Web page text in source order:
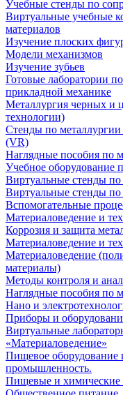
Учебные стенды по
Виртуальные учебные
материалов
Изучение плоских
Модели механизмов
Изучение зубьев
Готовые лаборатории
прикладной механике
Металлургия черных и
технологии)
Cтенды по
(VR)
Наглядные пособия по
Учебное оборудование
Виртуальные стенды
Виртуальные стенды по
Вспомогательные
Материаловедение и
Коррозия и защита
Материаловедение и
Материаловедение
материалы)
Методы контроля и
Наглядные пособия по
Нано и
Приборы и
Виртуальные
«Материаловедение»
Пищевое оборудование
промышленность.
Пищевые и химические